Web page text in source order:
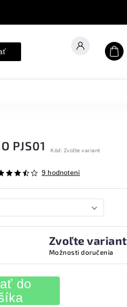
PJS01 Kód: Zvoľte variant
9 hodnotení
Zvoľte variant
Možnosti doručenia
do